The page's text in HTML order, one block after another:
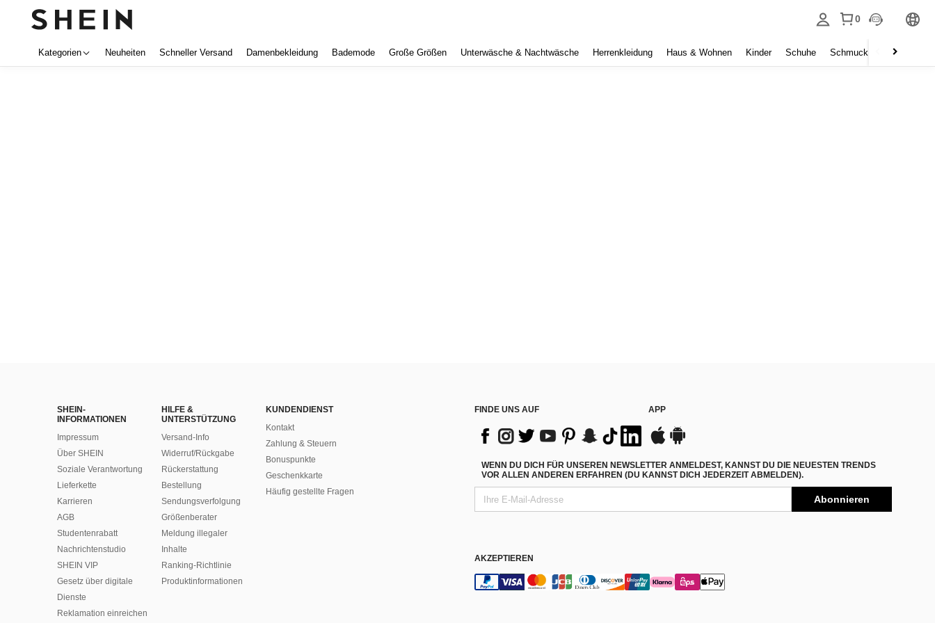
0
Kategorien Neuheiten Schneller Versand Damenbekleidung Bademode Große Größen Unterwäsche & Nachtwäsche Herrenkleidung Haus & Wohnen Kinder Schuhe Schmuck & Accessoires
SHEIN-
INFORMATIONEN
Impressum
Über SHEIN
Soziale Verantwortung
Lieferkette
Karrieren
AGB
Studentenrabatt
Nachrichtenstudio
SHEIN VIP
Gesetz über digitale
Dienste
Reklamation einreichen
HILFE &
UNTERSTÜTZUNG
Versand-Info
Widerruf/Rückgabe
Rückerstattung
Bestellung
Sendungsverfolgung
Größenberater
Meldung illegaler
Inhalte
Ranking-Richtlinie
​Produktinformationen
KUNDENDIENST
Kontakt
Zahlung & Steuern
Bonuspunkte
Geschenkkarte
Häufig gestellte Fragen
FINDE UNS AUF APP
WENN DU DICH FÜR UNSEREN NEWSLETTER ANMELDEST, KANNST DU DIE NEUESTEN TRENDS
VOR ALLEN ANDEREN ERFAHREN (DU KANNST DICH JEDERZEIT ABMELDEN).
Abonnieren
AKZEPTIEREN